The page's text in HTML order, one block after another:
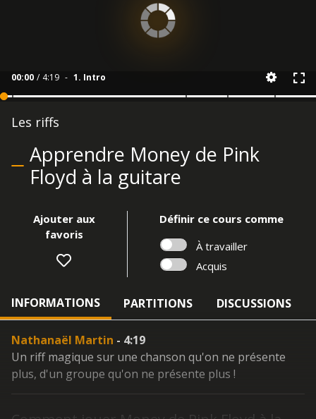
00:00 / 4:19 - 1. Intro
Les riffs
Apprendre Money de Pink
Floyd à la guitare
Ajouter aux
favoris
Définir ce cours comme
À travailler
Acquis
INFORMATIONS PARTITIONS DISCUSSIONS
Nathanaël Martin - 4:19
Un riff magique sur une chanson qu'on ne présente
plus, d'un groupe qu'on ne présente plus !